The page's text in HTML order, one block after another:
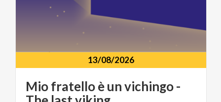
13/08/2026
Miofratelloèunvichingo-